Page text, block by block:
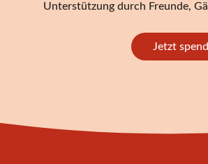
Unterstützung durch Freunde,
Jetzt